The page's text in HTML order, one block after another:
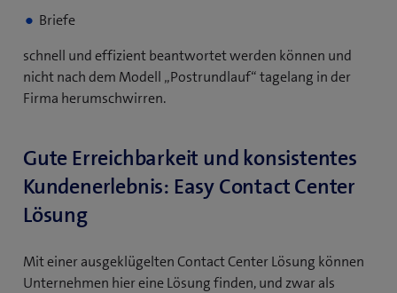
Briefe
schnell und effizient beantwortet werden können und
nicht nach dem Modell „Postrundlauf“ tagelang in der
Firma herumschwirren.
Gute Erreichbarkeit und konsistentes
Kundenerlebnis: Easy Contact Center
Lösung
Mit einer ausgeklügelten Contact Center Lösung können
Unternehmen hier eine Lösung finden, und zwar als